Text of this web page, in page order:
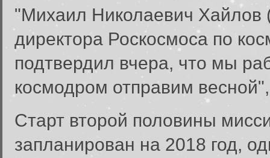
"Михаил Николаевич Хайлов
директора Роскосмоса по
подтвердил вчера, что мы
космодром отправим
Старт второй половины
запланирован на 2018 год,